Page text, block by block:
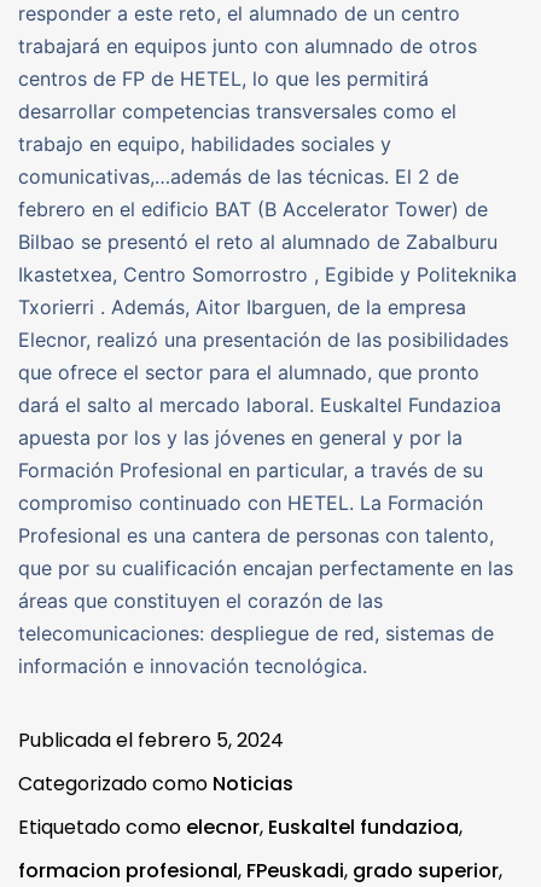
responder a este reto, el alumnado de un centro
trabajará en equipos junto con alumnado de otros
centros de FP de HETEL, lo que les permitirá
desarrollar competencias transversales como el
trabajo en equipo, habilidades sociales y
comunicativas,…además de las técnicas. El 2 de
febrero en el edificio BAT (B Accelerator Tower) de
Bilbao se presentó el reto al alumnado de Zabalburu
Ikastetxea, Centro Somorrostro , Egibide y Politeknika
Txorierri . Además, Aitor Ibarguen, de la empresa
Elecnor, realizó una presentación de las posibilidades
que ofrece el sector para el alumnado, que pronto
dará el salto al mercado laboral. Euskaltel Fundazioa
apuesta por los y las jóvenes en general y por la
Formación Profesional en particular, a través de su
compromiso continuado con HETEL. La Formación
Profesional es una cantera de personas con talento,
que por su cualificación encajan perfectamente en las
áreas que constituyen el corazón de las
telecomunicaciones: despliegue de red, sistemas de
información e innovación tecnológica.
Publicada el febrero 5, 2024
Categorizado como Noticias
Etiquetado como elecnor, Euskaltel fundazioa,
formacion profesional, FPeuskadi, grado superior,